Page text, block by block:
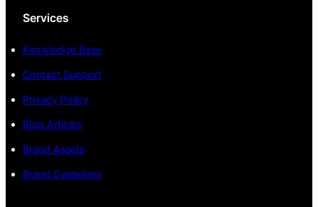
Services
Knowledge Base
Contact Support
Privacy Policy
Blog Articles
Brand Assets
Brand Guidelines